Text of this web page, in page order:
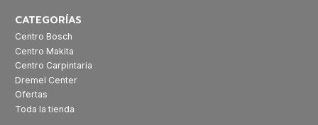
CATEGORÍAS
Centro Bosch
Centro Makita
Centro Carpintaria
Dremel Center
Ofertas
Toda la tienda